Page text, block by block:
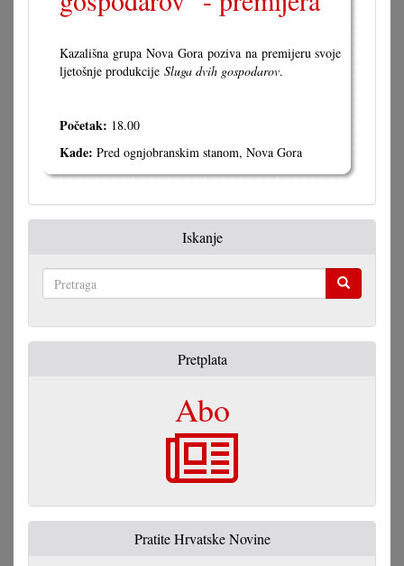
Kazališna grupa Nova Gora poziva na premijeru svoje
ljetošnje produkcije Sluga dvih gospodarov.
Početak: 18.00
Kade: Pred ognjobranskim stanom, Nova Gora
Iskanje
Pretplata
Abo
Pratite Hrvatske Novine